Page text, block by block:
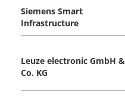
Siemens Smart
Infrastructure
Leuze electronic GmbH &
Co. KG